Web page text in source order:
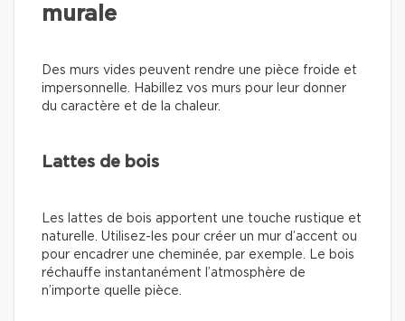
murale
Des murs vides peuvent rendre une pièce froide et
impersonnelle. Habillez vos murs pour leur donner
du caractère et de la chaleur.
Lattes de bois
Les lattes de bois apportent une touche rustique et
naturelle. Utilisez-les pour créer un mur d’accent ou
pour encadrer une cheminée, par exemple. Le bois
réchauffe instantanément l’atmosphère de
n’importe quelle pièce.